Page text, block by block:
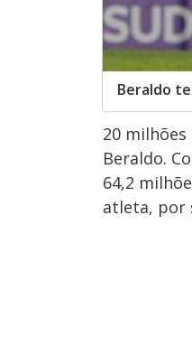
Beraldo
20
Beraldo.
64,2
atleta, por